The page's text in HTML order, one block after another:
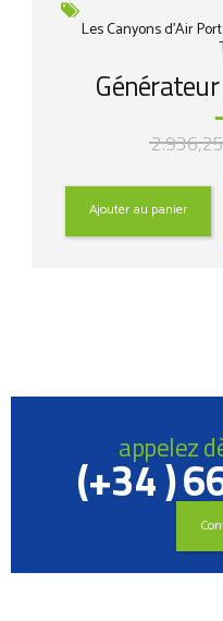
Les Canyons d'Air
Ajouter au panier
appelez
(+34 )